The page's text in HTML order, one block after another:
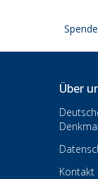
Über
Kontakt